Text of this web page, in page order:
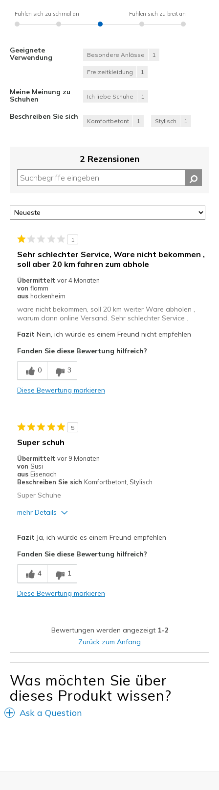
Fühlen sich zu schmal an Fühlen sich zu breit an
Geeignete
Verwendung
Besondere Anlässe 1
Freizeitkleidung 1
Meine Meinung zu
Schuhen
Ich liebe Schuhe 1
Beschreiben Sie sich
Komfortbetont 1 Stylisch 1
2 Rezensionen
1
Sehr schlechter Service, Ware nicht bekommen ,
soll aber 20 km fahren zum abhole
Übermittelt vor 4 Monaten
von flomm
aus hockenheim
ware nicht bekommen, soll 20 km weiter Ware abholen ,
warum dann online Versand. Sehr schlechter Service .
Fazit Nein, ich würde es einem Freund nicht empfehlen
Fanden Sie diese Bewertung hilfreich?
0 3
Diese Bewertung markieren
5
Super schuh
Übermittelt vor 9 Monaten
von Susi
aus Eisenach
Beschreiben Sie sich Komfortbetont, Stylisch
Super Schuhe
mehr Details
Bequem
Hübsch
Geeignete Verwendung
Besondere Anlässe
Freizeitkleidung
Breite
Passen genau
Größe
Meine Meinung zu Schuhen
Fazit Ja, ich würde es einem Freund empfehlen
Fanden Sie diese Bewertung hilfreich?
4 1
Diese Bewertung markieren
Bewertungen werden angezeigt 1-2
Zurück zum Anfang
Was möchten Sie über
dieses Produkt wissen?
Ask a Question